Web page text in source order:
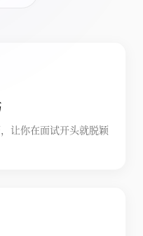
让你在面试开头就脱颖